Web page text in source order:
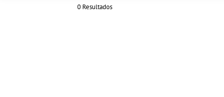
0 Resultados